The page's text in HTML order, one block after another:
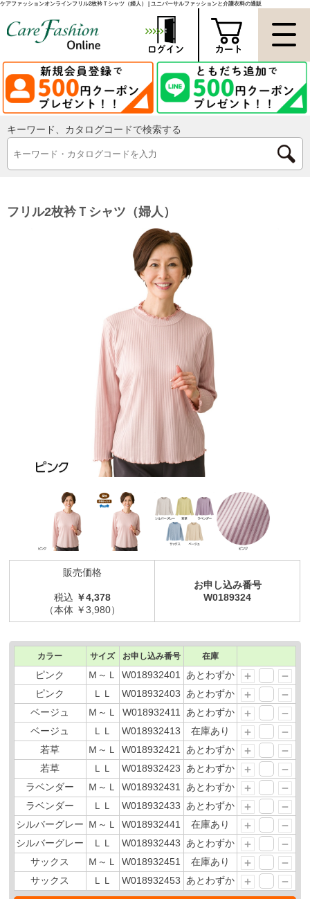
ケアファッションオンラインフリル2枚衿Ｔシャツ（婦人） | ユニバーサルファッションと介護衣料の通販
キーワード、カタログコードで検索する
フリル2枚衿Ｔシャツ（婦人）
販売価格
税込 ￥4,378
（本体 ￥3,980）
お申し込み番号
W0189324
カラー サイズ お申し込み番号 在庫
ピンク Ｍ～Ｌ W018932401
あとわずか
ピンク
ＬＬ W018932403
あとわずか
ベージュ
Ｍ～Ｌ W018932411
あとわずか
ベージュ
ＬＬ W018932413
在庫あり
若草
Ｍ～Ｌ W018932421
あとわずか
若草
ＬＬ W018932423
あとわずか
ラベンダー
Ｍ～Ｌ W018932431
あとわずか
ラベンダー
ＬＬ W018932433
あとわずか
シルバーグレー Ｍ～Ｌ W018932441
在庫あり
シルバーグレー
ＬＬ W018932443
あとわずか
サックス
Ｍ～Ｌ W018932451
在庫あり
サックス
ＬＬ W018932453 あとわずか